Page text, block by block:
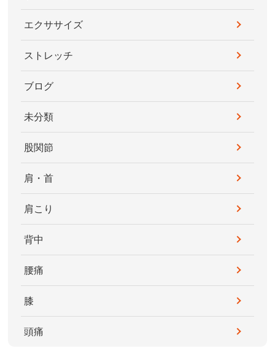
エクササイズ
ストレッチ
ブログ
未分類
股関節
肩・首
肩こり
背中
腰痛
膝
頭痛